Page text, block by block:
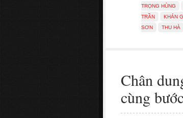
TRỌNG HÙNG
TRẦN
KHÁN
SƠN
THU HÀ
Chân
cùng